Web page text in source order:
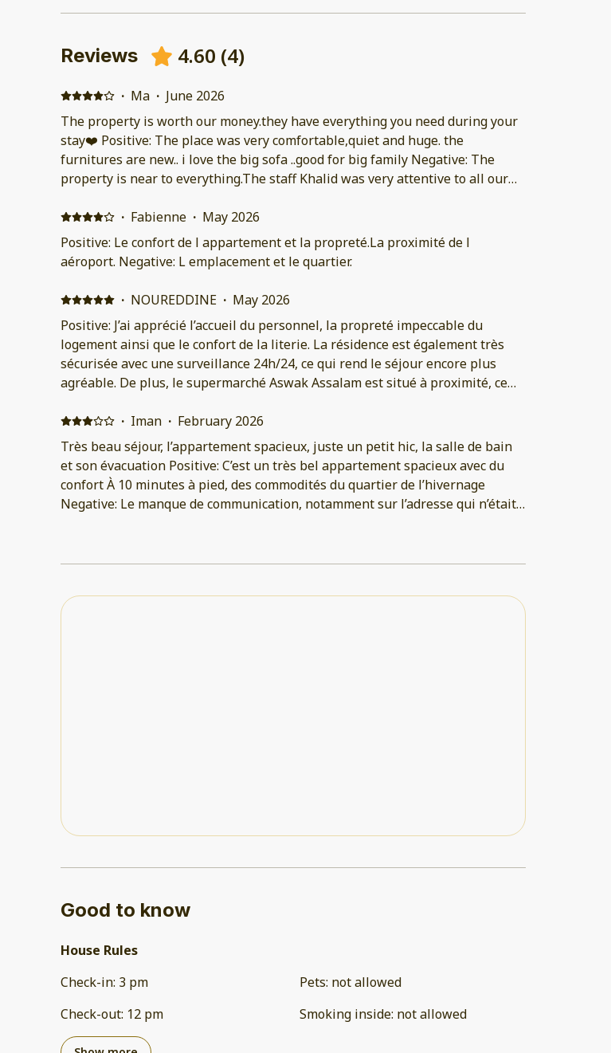
Reviews 4.60 (4)
· Ma · June 2026
The property is worth our money.they have everything you need during your
stay❤️ Positive: The place was very comfortable,quiet and huge. the
furnitures are new.. i love the big sofa ..good for big family Negative: The
property is near to everything.The staff Khalid was very attentive to all our
· Fabienne · May 2026
Positive: Le confort de l appartement et la propreté.La proximité de l
aéroport. Negative: L emplacement et le quartier.
· NOUREDDINE · May 2026
Positive: J’ai apprécié l’accueil du personnel, la propreté impeccable du
logement ainsi que le confort de la literie. La résidence est également très
sécurisée avec une surveillance 24h/24, ce qui rend le séjour encore plus
agréable. De plus, le supermarché Aswak Assalam est situé à proximité, ce
son professionnalisme durant le séjour. Negative: Rien à signaler
· Iman · February 2026
Très beau séjour, l’appartement spacieux, juste un petit hic, la salle de bain
et son évacuation Positive: C’est un très bel appartement spacieux avec du
confort À 10 minutes à pied, des commodités du quartier de l’hivernage
Negative: Le manque de communication, notamment sur l’adresse qui n’était
c’était un gros problème. Le lave-vaisselle qui ne marchait pas
Good to know
House Rules
Check-in: 3 pm
Check-out: 12 pm
Pets: not allowed
Smoking inside: not allowed